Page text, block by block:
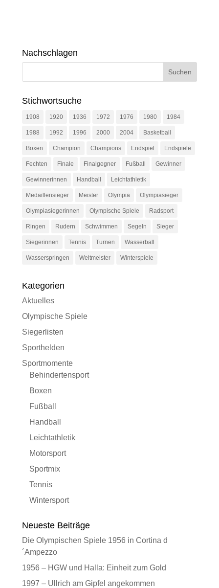
Nachschlagen
Stichwortsuche
1908 1920 1936 1972 1976 1980 1984
1988 1992 1996 2000 2004 Basketball
Boxen Champion Champions Endspiel Endspiele
Fechten Finale Finalgegner Fußball Gewinner
Gewinnerinnen Handball Leichtathletik
Medaillensieger Meister Olympia Olympiasieger
Olympiasiegerinnen Olympische Spiele Radsport
Ringen Rudern Schwimmen Segeln Sieger
Siegerinnen Tennis Turnen Wasserball
Wasserspringen Weltmeister Winterspiele
Kategorien
Aktuelles
Olympische Spiele
Siegerlisten
Sporthelden
Sportmomente
Behindertensport
Boxen
Fußball
Handball
Leichtathletik
Motorsport
Sportmix
Tennis
Wintersport
Neueste Beiträge
Die Olympischen Spiele 1956 in Cortina d
´Ampezzo
1956 – HGW und Halla: Einheit zum Gold
1997 – Ullrich am Gipfel angekommen